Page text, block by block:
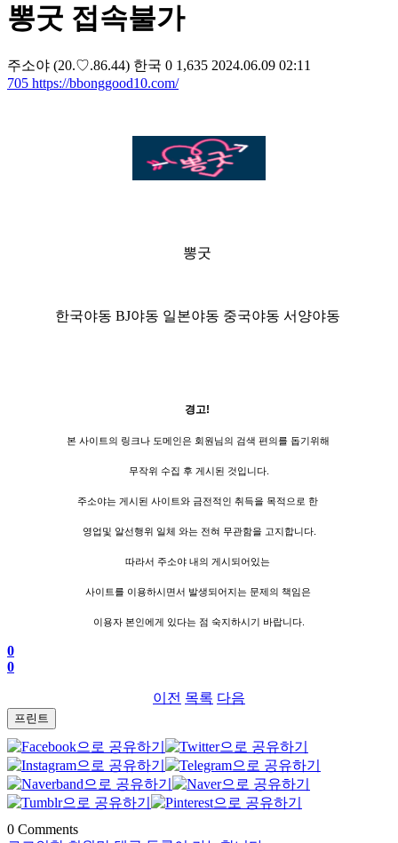
뽕굿 접속불가
주소야 (20.♡.86.44) 한국 0 1,635 2024.06.09 02:11
705 https://bbonggood10.com/
뽕굿
한국야동 BJ야동 일본야동 중국야동 서양야동
경고!
본 사이트의 링크나 도메인은 회원님의 검색 편의를 돕기위해
무작위 수집 후 게시된 것입니다.
주소야는 게시된 사이트와 금전적인 취득을 목적으로 한
영업및 알선행위 일체 와는 전혀 무관함을 고지합니다.
따라서 주소야 내의 게시되어있는
사이트를 이용하시면서 발생되어지는 문제의 책임은
이용자 본인에게 있다는 점 숙지하시기 바랍니다.
0
0
이전 목록 다음
프린트
0 Comments